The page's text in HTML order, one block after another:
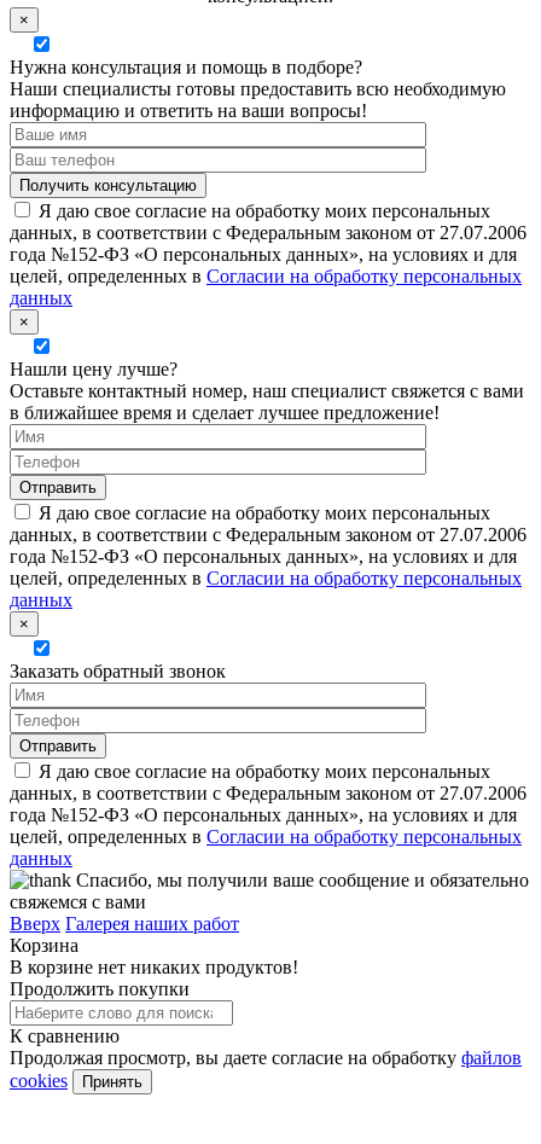
×
Нужна консультация и помощь в подборе?
Наши специалисты готовы предоставить всю необходимую
информацию и ответить на ваши вопросы!
Я даю свое согласие на обработку моих персональных
данных, в соответствии с Федеральным законом от 27.07.2006
года №152-ФЗ «О персональных данных», на условиях и для
целей, определенных в Согласии на обработку персональных
данных
×
Нашли цену лучше?
Оставьте контактный номер, наш специалист свяжется с вами
в ближайшее время и сделает лучшее предложение!
Я даю свое согласие на обработку моих персональных
данных, в соответствии с Федеральным законом от 27.07.2006
года №152-ФЗ «О персональных данных», на условиях и для
целей, определенных в Согласии на обработку персональных
данных
×
Заказать обратный звонок
Я даю свое согласие на обработку моих персональных
данных, в соответствии с Федеральным законом от 27.07.2006
года №152-ФЗ «О персональных данных», на условиях и для
целей, определенных в Согласии на обработку персональных
данных
Спасибо, мы получили ваше сообщение и обязательно
свяжемся с вами
Вверх Галерея наших работ
Корзина
В корзине нет никаких продуктов!
Продолжить покупки
К сравнению
Продолжая просмотр, вы даете согласие на обработку файлов
cookies
Принять